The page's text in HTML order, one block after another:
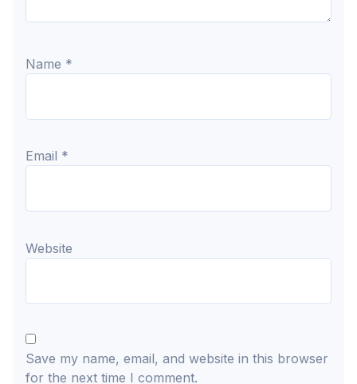
Name *
Email *
Website
Save my name, email, and website in this browser
for the next time I comment.